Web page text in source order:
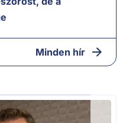
Minden hír